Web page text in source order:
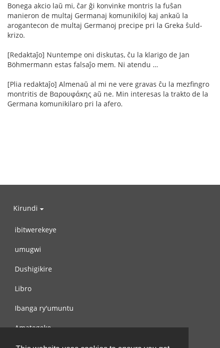
Bonega akcio laŭ mi, ĉar ĝi konvinke montris la fuŝan
manieron de multaj Germanaj komunikiloj kaj ankaŭ la
arogantecon de multaj Germanoj precipe pri la Greka ŝuld-
krizo.
[Redaktaĵo] Nuntempe oni diskutas, ĉu la klarigo de Jan
Böhmermann estas falsaĵo mem. Ni atendu …
[Plia redaktaĵo] Almenaŭ al mi ne vere gravas ĉu la mezfingro
montritis de Βαρουφάκης aŭ ne. Min interesas la trakto de la
Germana komunikilaro pri la afero.
Kirundi
ibitwerekeye
umugwi
Dushigikire
Libro
Ibanga ry'umuntu
Amategeko